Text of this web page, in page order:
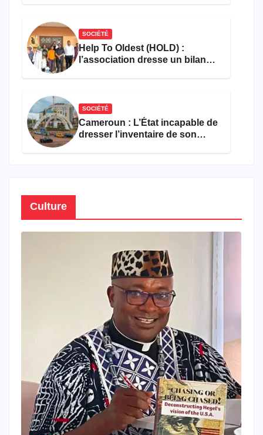
SOCIÉTÉ
Help To Oldest (HOLD) :
l’association dresse un bilan
SOCIÉTÉ
Cameroun : L’État incapable de
dresser l’inventaire de son
Culture